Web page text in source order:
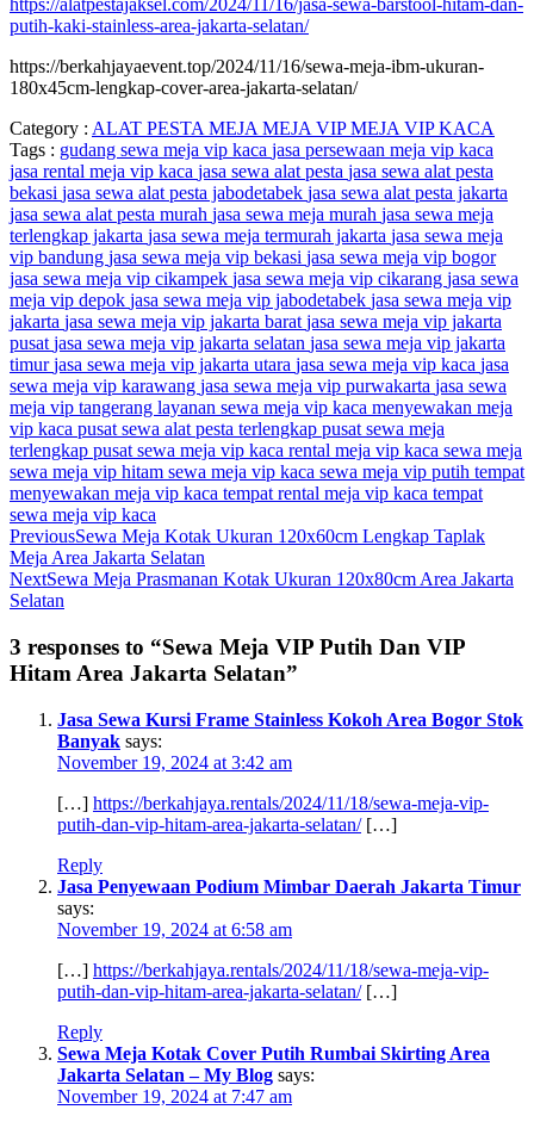
https://alatpestajaksel.com/2024/11/16/jasa-sewa-barstool-hitam-dan-
putih-kaki-stainless-area-jakarta-selatan/
https://berkahjayaevent.top/2024/11/16/sewa-meja-ibm-ukuran-
180x45cm-lengkap-cover-area-jakarta-selatan/
Category : ALAT PESTA MEJA MEJA VIPMEJA VIP KACA
Tags : gudang sewa meja vip kaca jasa persewaan meja vip kaca
jasa rental meja vip kaca jasa sewa alat pesta jasa sewa alat pesta
bekasi jasa sewa alat pesta jabodetabek jasa sewa alat pesta jakarta
jasa sewa alat pesta murah jasa sewa meja murah jasa sewa meja
terlengkap jakarta jasa sewa meja termurah jakarta jasa sewa meja
vip bandung jasa sewa meja vip bekasi jasa sewa meja vip bogor
jasa sewa meja vip cikampek jasa sewa meja vip cikarang jasa sewa
meja vip depok jasa sewa meja vip jabodetabek jasa sewa meja vip
jakarta jasa sewa meja vip jakarta barat jasa sewa meja vip jakarta
pusat jasa sewa meja vip jakarta selatan jasa sewa meja vip jakarta
timurjasa sewa meja vip jakarta utara jasa sewa meja vip kaca jasa
sewa meja vip karawang jasa sewa meja vip purwakarta jasa sewa
meja vip tangerang layanan sewa meja vip kaca menyewakan meja
vip kaca pusat sewa alat pesta terlengkap pusat sewa meja
terlengkap pusat sewa meja vip kaca rental meja vip kaca sewa meja
sewa meja vip hitam sewa meja vip kaca sewa meja vip putih tempat
menyewakan meja vip kaca tempat rental meja vip kaca tempat
sewa meja vip kaca
PreviousSewa Meja Kotak Ukuran 120x60cm Lengkap Taplak
Meja Area Jakarta Selatan
NextSewa Meja Prasmanan Kotak Ukuran 120x80cm Area Jakarta
Selatan
3 responses to “Sewa Meja VIP Putih Dan VIP
Hitam Area Jakarta Selatan”
Jasa Sewa Kursi Frame Stainless Kokoh Area Bogor Stok
Banyak says:
November 19, 2024 at 3:42 am
[…] https://berkahjaya.rentals/2024/11/18/sewa-meja-vip-
putih-dan-vip-hitam-area-jakarta-selatan/[…]
Reply
Jasa Penyewaan Podium Mimbar Daerah Jakarta Timur
says:
November 19, 2024 at 6:58 am
[…] https://berkahjaya.rentals/2024/11/18/sewa-meja-vip-
putih-dan-vip-hitam-area-jakarta-selatan/[…]
Reply
Sewa Meja Kotak Cover Putih Rumbai Skirting Area
Jakarta Selatan – My Blog says:
November 19, 2024 at 7:47 am